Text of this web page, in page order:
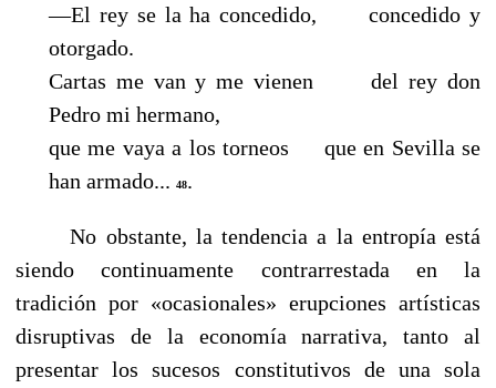
—El rey se la ha concedido, concedido y
otorgado.
Cartas me van y me vienen del rey don
Pedro mi hermano,
que me vaya a los torneos que en Sevilla se
han armado... 48.
No obstante, la tendencia a la entropía está
siendo continuamente contrarrestada en la
tradición por «ocasionales» erupciones artísticas
disruptivas de la economía narrativa, tanto al
presentar los sucesos constitutivos de una sola